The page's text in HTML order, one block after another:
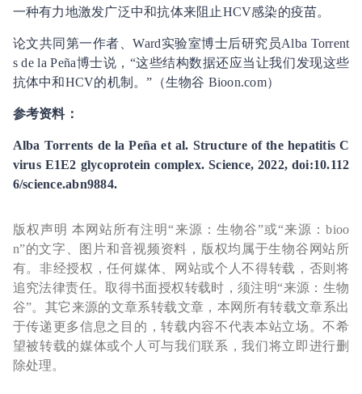
一种有力地激发广泛中和抗体来阻止HCV感染的疫苗。
论文共同第一作者、Ward实验室博士后研究员Alba Torrent
s de la Peña博士说，“这些结构数据还应当让我们发现这些
抗体中和HCV的机制。”（生物谷 Bioon.com）
参考资料：
Alba Torrents de la Peña et al. Structure of the hepatitis C
virus E1E2 glycoprotein complex. Science, 2022, doi:10.112
6/science.abn9884.
版权声明 本网站所有注明“来源：生物谷”或“来源：bioo
n”的文字、图片和音视频资料，版权均属于生物谷网站所
有。非经授权，任何媒体、网站或个人不得转载，否则将
追究法律责任。取得书面授权转载时，须注明“来源：生物
谷”。其它来源的文章系转载文章，本网所有转载文章系出
于传递更多信息之目的，转载内容不代表本站立场。不希
望被转载的媒体或个人可与我们联系，我们将立即进行删
除处理。